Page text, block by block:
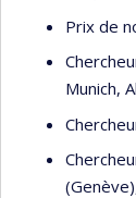
Prix de
Munich,